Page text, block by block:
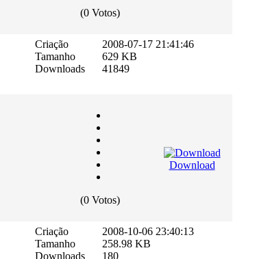
(0 Votos)
Criação
Tamanho
Downloads
2008-07-17 21:41:46
629 KB
41849
(0 Votos)
Download
Criação
Tamanho
Downloads
2008-10-06 23:40:13
258.98 KB
180